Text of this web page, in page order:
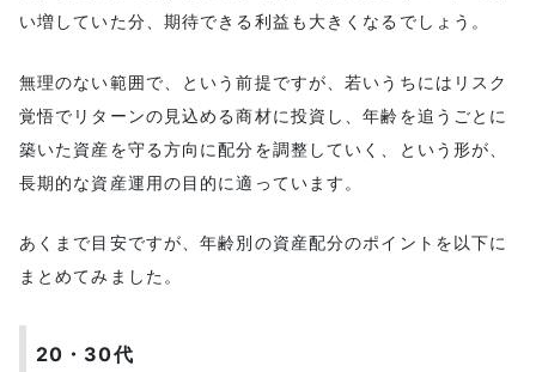
い増していた分、期待できる利益も大きくなるでしょう。
無理のない範囲で、という前提ですが、若いうちにはリスク
覚悟でリターンの見込める商材に投資し、年齢を追うごとに
築いた資産を守る方向に配分を調整していく、という形が、
長期的な資産運用の目的に適っています。
あくまで目安ですが、年齢別の資産配分のポイントを以下に
まとめてみました。
20・30代